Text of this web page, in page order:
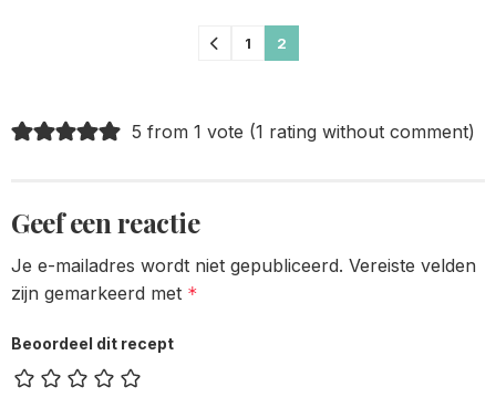
1 2
5 from 1 vote (1 rating without comment)
Geef een reactie
Je e-mailadres wordt niet gepubliceerd. Vereiste velden
zijn gemarkeerd met *
Beoordeel dit recept